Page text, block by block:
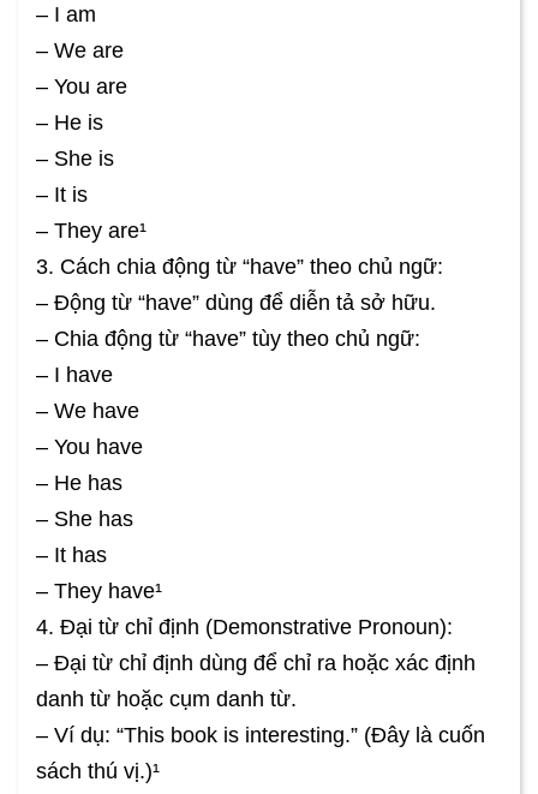
– I am
– We are
– You are
– He is
– She is
– It is
– They are¹
3. Cách chia động từ “have” theo chủ ngữ:
– Động từ “have” dùng để diễn tả sở hữu.
– Chia động từ “have” tùy theo chủ ngữ:
– I have
– We have
– You have
– He has
– She has
– It has
– They have¹
4. Đại từ chỉ định (Demonstrative Pronoun):
– Đại từ chỉ định dùng để chỉ ra hoặc xác định
danh từ hoặc cụm danh từ.
– Ví dụ: “This book is interesting.” (Đây là cuốn
sách thú vị.)¹